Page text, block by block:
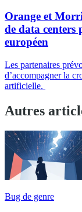
Orange et
de data centers
européen
Les partenaires
d’accompagner la
artificielle.
Autres
Bug de genre